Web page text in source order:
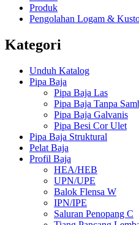
Produk
Pengolahan Logam &
Kategori
Unduh Katalog
Pipa Baja
Pipa Baja Las
Pipa Baja Tanpa
Pipa Baja Galvanis
Pipa Besi Cor Ulet
Pipa Baja Struktural
Pelat Baja
Profil Baja
HEA/HEB
UPN/UPE
Balok Flensa W
IPN/IPE
Saluran Penopang C